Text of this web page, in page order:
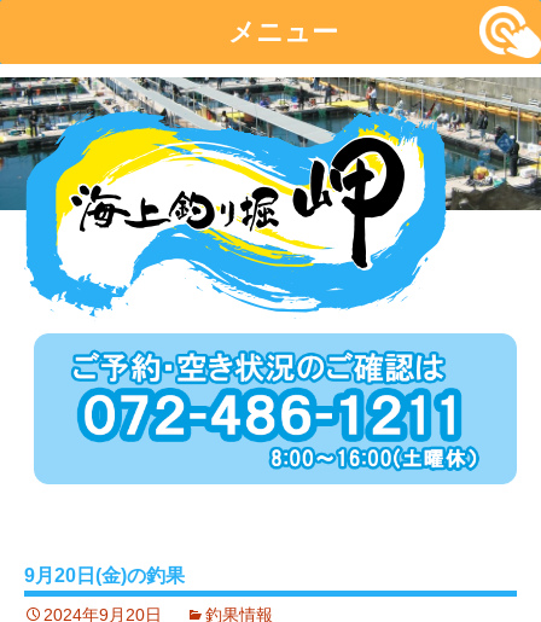
メニュー
コ
ン
テ
ン
9月20日(金)の釣果
2024年9月20日 釣果情報